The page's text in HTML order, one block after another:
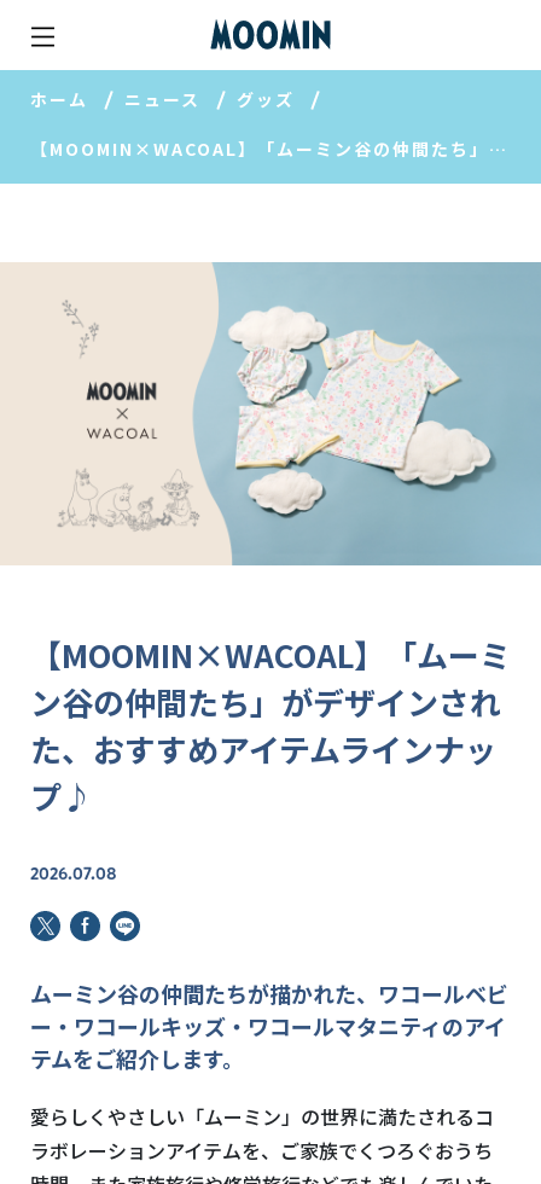
ホーム ニュース グッズ
【MOOMIN×WACOAL】「ムーミン谷の仲間たち」がデザインされた、おすすめアイテムラインナップ♪
【MOOMIN×WACOAL】「ムーミ
ン谷の仲間たち」がデザインされ
た、おすすめアイテムラインナッ
プ♪
2026.07.08
ムーミン谷の仲間たちが描かれた、ワコールベビ
ー・ワコールキッズ・ワコールマタニティのアイ
テムをご紹介します。
愛らしくやさしい「ムーミン」の世界に満たされるコ
ラボレーションアイテムを、ご家族でくつろぐおうち